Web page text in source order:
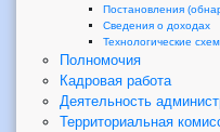
Постановления
Сведения о доходах
Технологические
Полномочия
Кадровая работа
Деятельность
Территориальная